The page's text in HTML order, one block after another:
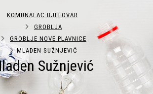
Sužnjević
KOMUNALAC BJELOVAR
GROBLJA
GROBLJE NOVE PLAVNICE
MLADEN SUŽNJEVIĆ